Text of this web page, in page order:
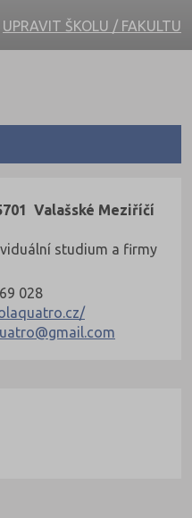
UPRAVIT ŠKOLU / FAKULTU
Valašské Meziříčí
studium a firmy
028